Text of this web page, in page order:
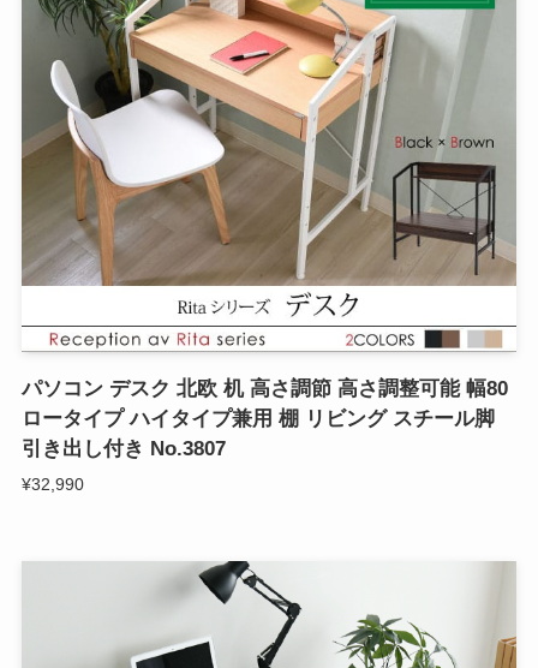
パソコン デスク 北欧 机 高さ調節 高さ調整可能 幅80
ロータイプ ハイタイプ兼用 棚 リビング スチール脚
引き出し付き No.3807
¥32,990